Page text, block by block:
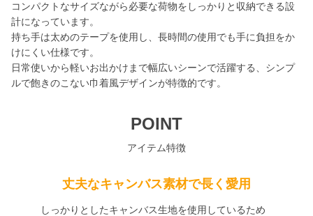
コンパクトなサイズながら必要な荷物をしっかりと収納できる設
計になっています。
持ち手は太めのテープを使用し、長時間の使用でも手に負担をか
けにくい仕様です。
日常使いから軽いお出かけまで幅広いシーンで活躍する、シンプ
ルで飽きのこない巾着風デザインが特徴的です。
POINT
アイテム特徴
丈夫なキャンバス素材で長く愛用
しっかりとしたキャンバス生地を使用しているため